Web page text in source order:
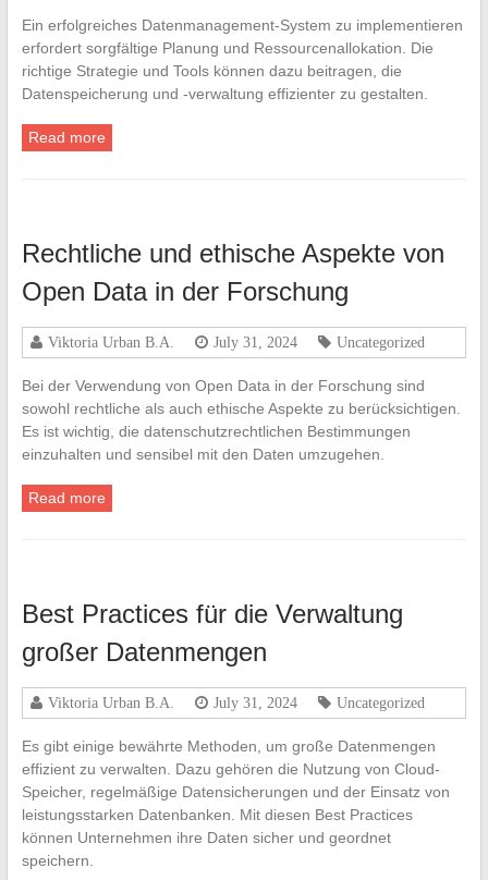
Ein erfolgreiches Datenmanagement-System zu implementieren
erfordert sorgfältige Planung und Ressourcenallokation. Die
richtige Strategie und Tools können dazu beitragen, die
Datenspeicherung und -verwaltung effizienter zu gestalten.
Read more
Rechtliche und ethische Aspekte von
Open Data in der Forschung
Viktoria Urban B.A. July 31, 2024 Uncategorized
Bei der Verwendung von Open Data in der Forschung sind
sowohl rechtliche als auch ethische Aspekte zu berücksichtigen.
Es ist wichtig, die datenschutzrechtlichen Bestimmungen
einzuhalten und sensibel mit den Daten umzugehen.
Read more
Best Practices für die Verwaltung
großer Datenmengen
Viktoria Urban B.A. July 31, 2024 Uncategorized
Es gibt einige bewährte Methoden, um große Datenmengen
effizient zu verwalten. Dazu gehören die Nutzung von Cloud-
Speicher, regelmäßige Datensicherungen und der Einsatz von
leistungsstarken Datenbanken. Mit diesen Best Practices
können Unternehmen ihre Daten sicher und geordnet
speichern.